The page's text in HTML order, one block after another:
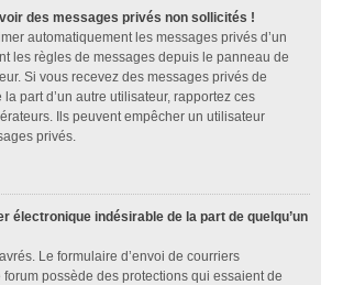
des messages privés non sollicités !
automatiquement les messages privés d’un
les règles de messages depuis le panneau de
Si vous recevez des messages privés de
part d’un autre utilisateur, rapportez ces
Ils peuvent empêcher un utilisateur
privés.
électronique indésirable de la part de quelqu’un
Le formulaire d’envoi de courriers
possède des protections qui essaient de